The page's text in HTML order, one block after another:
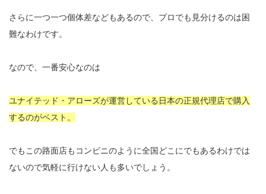
さらに一つ一つ個体差などもあるので、プロでも見分けるのは困
難なわけです。
なので、一番安心なのは
ユナイテッド・アローズが運営している日本の正規代理店で購入
するのがベスト。
でもこの路面店もコンビニのように全国どこにでもあるわけでは
ないので気軽に行けない人も多いでしょう。